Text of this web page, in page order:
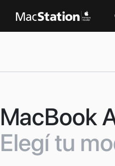
MacBook
Elegí tu